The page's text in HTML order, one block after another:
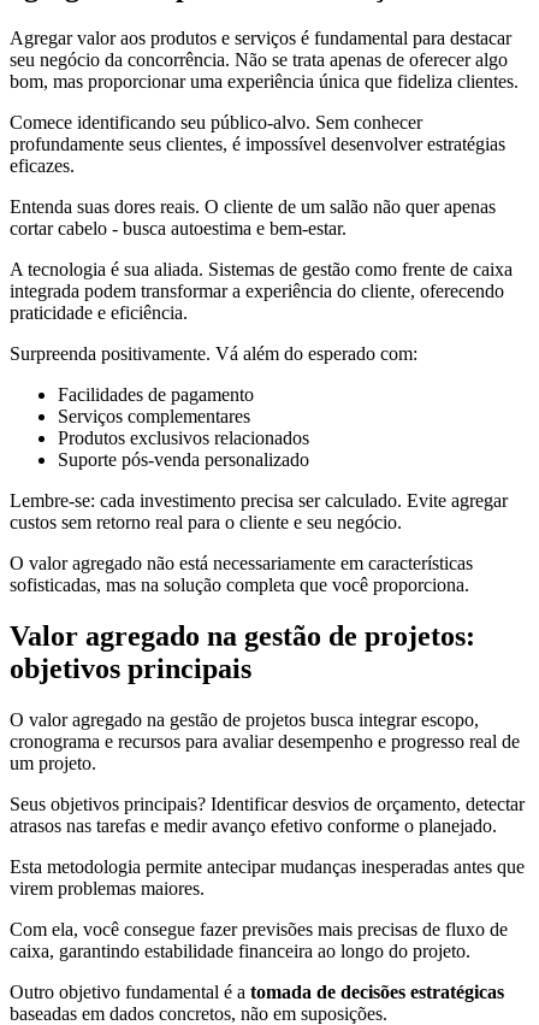
Agregar valor aos produtos e serviços é fundamental para destacar
seu negócio da concorrência. Não se trata apenas de oferecer algo
bom, mas proporcionar uma experiência única que fideliza clientes.
Comece identificando seu público-alvo. Sem conhecer
profundamente seus clientes, é impossível desenvolver estratégias
eficazes.
Entenda suas dores reais. O cliente de um salão não quer apenas
cortar cabelo - busca autoestima e bem-estar.
A tecnologia é sua aliada. Sistemas de gestão como frente de caixa
integrada podem transformar a experiência do cliente, oferecendo
praticidade e eficiência.
Surpreenda positivamente. Vá além do esperado com:
Facilidades de pagamento
Serviços complementares
Produtos exclusivos relacionados
Suporte pós-venda personalizado
Lembre-se: cada investimento precisa ser calculado. Evite agregar
custos sem retorno real para o cliente e seu negócio.
O valor agregado não está necessariamente em características
sofisticadas, mas na solução completa que você proporciona.
Valor agregado na gestão de projetos:
objetivos principais
O valor agregado na gestão de projetos busca integrar escopo,
cronograma e recursos para avaliar desempenho e progresso real de
um projeto.
Seus objetivos principais? Identificar desvios de orçamento, detectar
atrasos nas tarefas e medir avanço efetivo conforme o planejado.
Esta metodologia permite antecipar mudanças inesperadas antes que
virem problemas maiores.
Com ela, você consegue fazer previsões mais precisas de fluxo de
caixa, garantindo estabilidade financeira ao longo do projeto.
Outro objetivo fundamental é a tomada de decisões estratégicas
baseadas em dados concretos, não em suposições.